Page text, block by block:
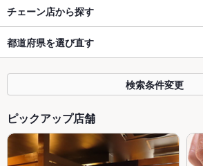
チェーン店から探す
都道府県を選び直す
検索条件変更
ピックアップ店舗